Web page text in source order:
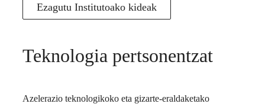
Ezagutu Institutoako kideak
Teknologia pertsonentzat
Azelerazio teknologikoko eta gizarte-eraldaketako